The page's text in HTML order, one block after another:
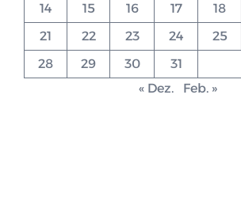
14
15 16 17 18
21
22 23 24 25
28
29 30
31
« Dez.
Feb. »